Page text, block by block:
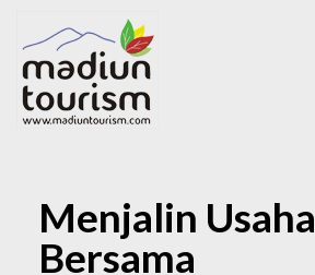
Menjalin Usaha
Bersama